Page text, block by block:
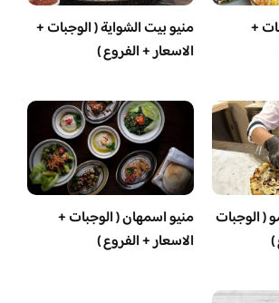
+
منيو بيت الشواية ( الوجبات +
الاسعار + الفروع )
( الوجبات
)
منيو اسمهان ( الوجبات +
الاسعار + الفروع )